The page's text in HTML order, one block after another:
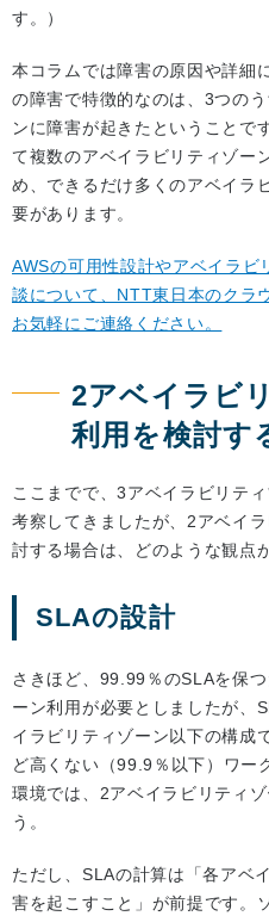
す。）
本コラムでは障害の原因や詳細
の障害で特徴的なのは、3つの
ンに障害が起きたということで
て複数のアベイラビリティゾー
め、できるだけ多くのアベイラ
要があります。
AWSの可用性設計やアベイラビ
談について、NTT東日本のクラ
お気軽にご連絡ください。
2アベイラビ
利用を検討す
ここまでで、3アベイラビリテ
考察してきましたが、2アベイ
討する場合は、どのような観点
SLAの設計
さきほど、99.99％のSLAを保
ーン利用が必要としましたが、
イラビリティゾーン以下の構成
ど高くない（99.9％以下）ワー
環境では、2アベイラビリティ
う。
ただし、SLAの計算は「各アベ
害を起こすこと」が前提です。